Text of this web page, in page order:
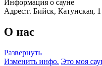
Информация о сауне
Адрес:г. Бийск, Катунская, 1
О нас
Развернуть
Изменить инфо. Это моя